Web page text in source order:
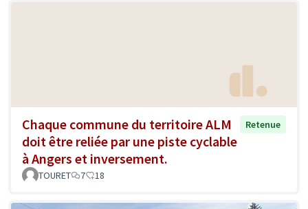
Chaque commune du territoire ALM
doit être reliée par une piste cyclable
à Angers et inversement.
Retenue
TOURET 7 18